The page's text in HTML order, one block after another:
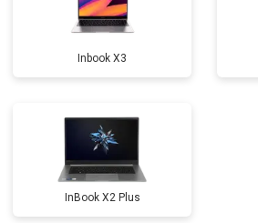
Inbook X3
InBook X2 Plus